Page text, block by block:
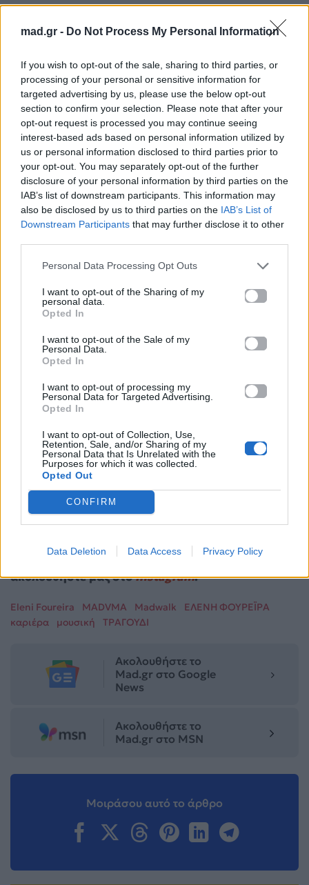
mad.gr - Do Not Process My Personal Information
If you wish to opt-out of the sale, sharing to third parties, or
processing of your personal or sensitive information for
targeted advertising by us, please use the below opt-out
section to confirm your selection. Please note that after your
opt-out request is processed you may continue seeing
interest-based ads based on personal information utilized by
us or personal information disclosed to third parties prior to
your opt-out. You may separately opt-out of the further
disclosure of your personal information by third parties on the
IAB’s list of downstream participants. This information may
also be disclosed by us to third parties on the IAB’s List of
Downstream Participants that may further disclose it to other
Personal Data Processing Opt Outs
I want to opt-out of the Sharing of my
personal data.
Opted In
I want to opt-out of the Sale of my
Personal Data.
Opted In
I want to opt-out of processing my
Personal Data for Targeted Advertising.
Opted In
I want to opt-out of Collection, Use,
Retention, Sale, and/or Sharing of my
Personal Data that Is Unrelated with the
Purposes for which it was collected.
Opted Out
CONFIRM
Data Deletion Data Access Privacy Policy
Από τα 90s μέχρι το ΟΑΚΑ – Πώς η Άννα Βίσση
έγινε η απόλυτη Ελληνίδα σταρ
Για σχόλια, μηνύματα ή φωτογραφικό υλικό
Facebook, επικοινωνήστε μέσω Twitter ή
ακολουθήστε μας στοInstagram.
Eleni Foureira MADVMA Madwalk
ΕΛΕΝΗ ΦΟΥΡΕΪΡΑ
καριέρα
μουσική ΤΡΑΓΟΥΔΙ
Ακολουθήστε το
Mad.gr στο Google
News
Ακολουθήστε το
Mad.gr στο MSN
Μοιράσου αυτό το άρθρο